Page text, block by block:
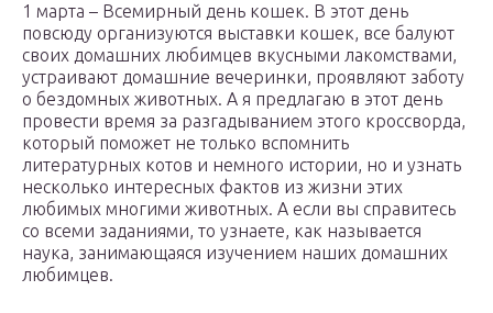
1 марта – Всемирный день кошек. В этот день
повсюду организуются выставки кошек, все балуют
своих домашних любимцев вкусными лакомствами,
устраивают домашние вечеринки, проявляют заботу
о бездомных животных. А я предлагаю в этот день
провести время за разгадыванием этого кроссворда,
который поможет не только вспомнить
литературных котов и немного истории, но и узнать
несколько интересных фактов из жизни этих
любимых многими животных. А если вы справитесь
со всеми заданиями, то узнаете, как называется
наука, занимающаяся изучением наших домашних
любимцев.